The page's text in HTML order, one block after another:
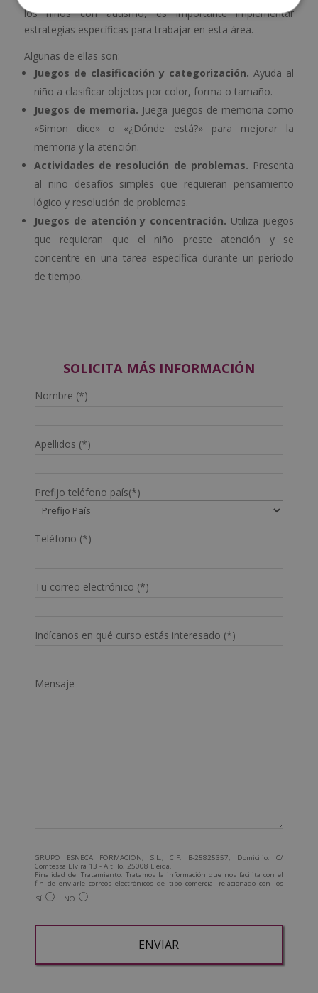
los niños con autismo, es importante implementar
estrategias específicas para trabajar en esta área.
Algunas de ellas son:
Juegos de clasificación y categorización. Ayuda al
niño a clasificar objetos por color, forma o tamaño.
Juegos de memoria. Juega juegos de memoria como
«Simon dice» o «¿Dónde está?» para mejorar la
memoria y la atención.
Actividades de resolución de problemas. Presenta
al niño desafíos simples que requieran pensamiento
lógico y resolución de problemas.
Juegos de atención y concentración. Utiliza juegos
que requieran que el niño preste atención y se
concentre en una tarea específica durante un período
de tiempo.
SOLICITA MÁS INFORMACIÓN
Nombre (*)
Apellidos (*)
Prefijo teléfono país(*)
Teléfono (*)
Tu correo electrónico (*)
Indícanos en qué curso estás interesado (*)
Mensaje
GRUPO ESNECA FORMACIÓN, S.L., CIF: B-25825357, Domicilio: C/
Comtessa Elvira 13 - Altillo, 25008 Lleida.
Finalidad del Tratamiento: Tratamos la información que nos facilita con el
fin de enviarle correos electrónicos de tipo comercial relacionado con los
productos ofrecidos y otros tipo de productos que fueran de su interés.
Legitimación del tratamiento: Consentimiento del interesado.
Para más información consulte nuestra Política de Privacidad.
SÍ NO